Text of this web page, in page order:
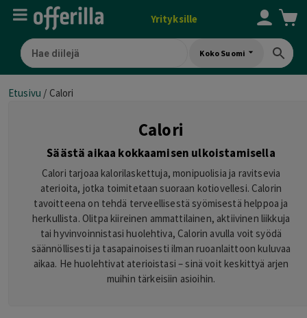
Yrityksille
Koko Suomi
Etusivu / Calori
Calori
Säästä aikaa kokkaamisen ulkoistamisella
Calori tarjoaa kalorilaskettuja, monipuolisia ja ravitsevia
aterioita, jotka toimitetaan suoraan kotiovellesi. Calorin
tavoitteena on tehdä terveellisestä syömisestä helppoa ja
herkullista. Olitpa kiireinen ammattilainen, aktiivinen liikkuja
tai hyvinvoinnistasi huolehtiva, Calorin avulla voit syödä
säännöllisesti ja tasapainoisesti ilman ruoanlaittoon kuluvaa
aikaa. He huolehtivat aterioistasi – sinä voit keskittyä arjen
muihin tärkeisiin asioihin.